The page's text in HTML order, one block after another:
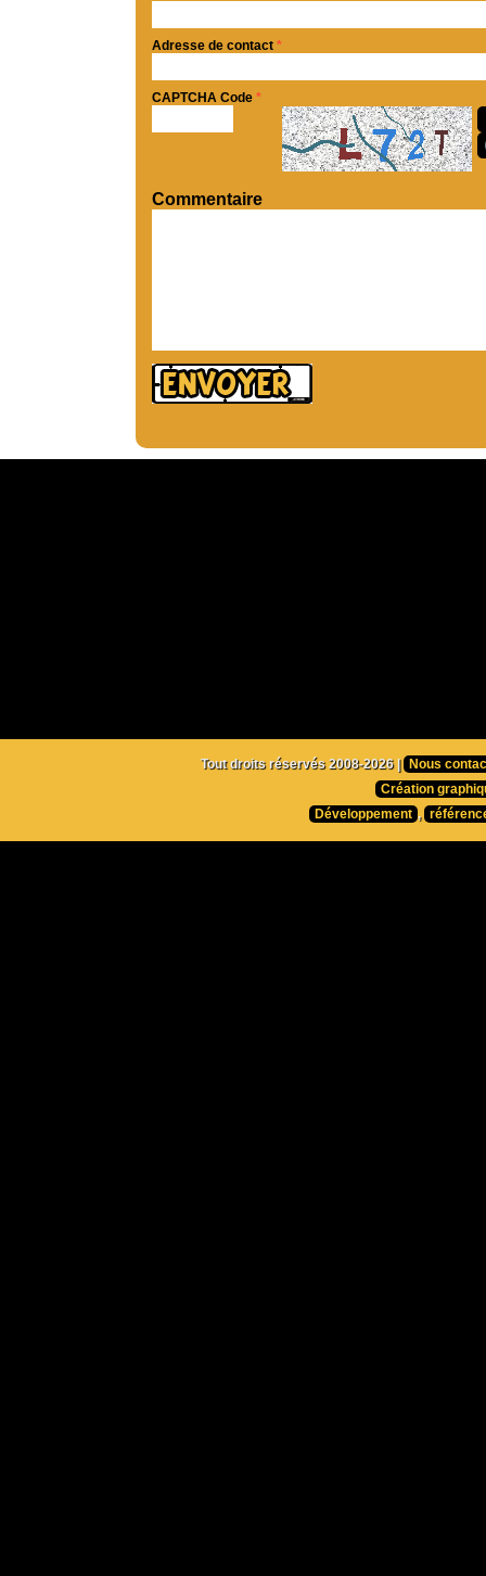
Adresse de contact *
CAPTCHA Code *
Commentaire
Tout droits réservés 2008-2026 |
Nous
Création
Développement ,